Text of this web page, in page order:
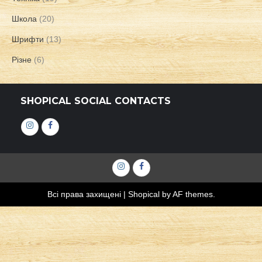
Школа (20)
Шрифти (13)
Різне (6)
SHOPICAL SOCIAL CONTACTS
ІнстаграмФейсбук
ІнстаграмФейсбук
Всі права захищені | Shopicalby AF themes.